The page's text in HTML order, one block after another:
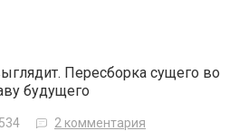
Пересборка сущего во
будущего
2 комментария